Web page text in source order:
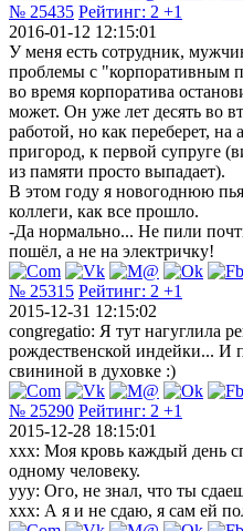
№ 25435 Рейтинг: 2 +1
2016-01-12 12:15:01
У меня есть сотрудник,
проблемы с "корпоративным
во время корпоратива
может. Он уже лет десять во
работой, но как переберет, на
пригород, к первой супруге
из памяти просто выпадает).
В этом году я новогоднюю
коллеги, как все прошло.
-Да нормально... Не пили
пошёл, а не на электричку!
№ 25315 Рейтинг: 2 +1
2015-12-31 12:15:02
congregatio: Я тут нагуглила
рождественской индейки... И
свининой в духовке :)
№ 25290 Рейтинг: 2 +1
2015-12-28 18:15:01
хxх: Моя кровь каждый день
одному человеку.
yyy: Ого, не знал, что ты
хxх: А я и не сдаю, я сам ей